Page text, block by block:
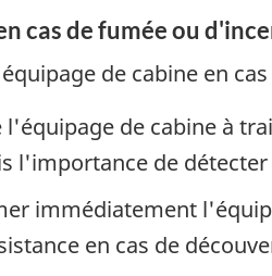
cas de fumée ou
de cabine en
l'équipage de cabine à
l'importance de
immédiatement
en cas de